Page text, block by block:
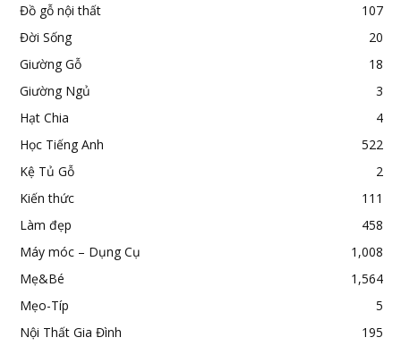
Đồ gỗ nội thất
107
Đời Sống
20
Giường Gỗ
18
Giường Ngủ
3
Hạt Chia
4
Học Tiếng Anh
522
Kệ Tủ Gỗ
2
Kiến thức
111
Làm đẹp
458
Máy móc – Dụng Cụ
1,008
Mẹ&Bé
1,564
Mẹo-Típ
5
Nội Thất Gia Đình
195